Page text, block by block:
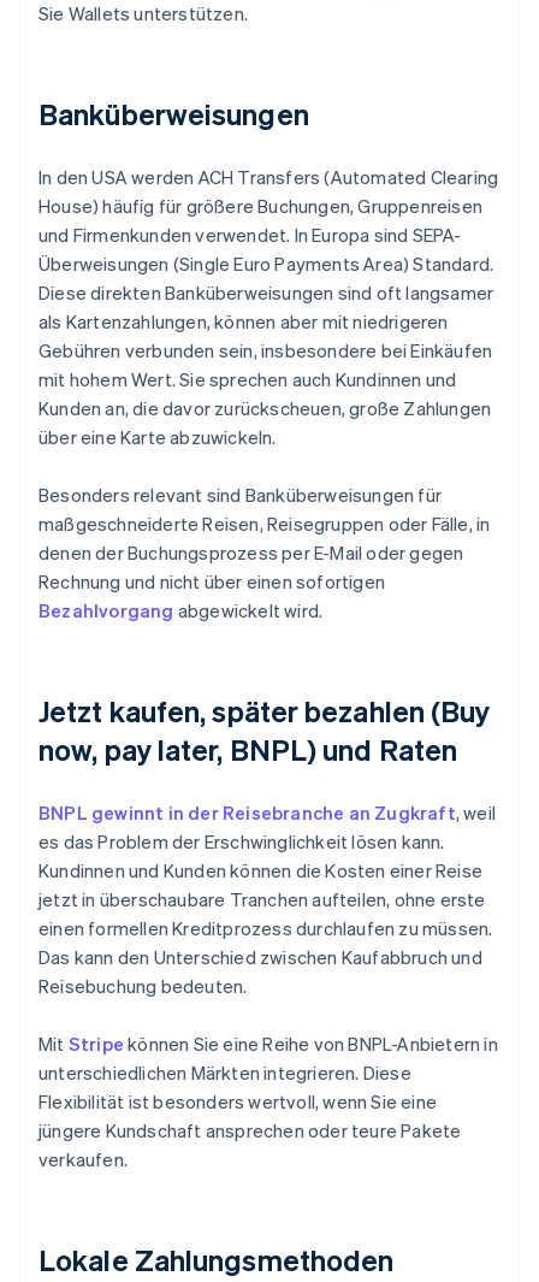
Sie Wallets unterstützen.
Banküberweisungen
In den USA werden ACH Transfers (Automated Clearing
House) häufig für größere Buchungen, Gruppenreisen
und Firmenkunden verwendet. In Europa sind SEPA-
Überweisungen (Single Euro Payments Area) Standard.
Diese direkten Banküberweisungen sind oft langsamer
als Kartenzahlungen, können aber mit niedrigeren
Gebühren verbunden sein, insbesondere bei Einkäufen
mit hohem Wert. Sie sprechen auch Kundinnen und
Kunden an, die davor zurückscheuen, große Zahlungen
über eine Karte abzuwickeln.
Besonders relevant sind Banküberweisungen für
maßgeschneiderte Reisen, Reisegruppen oder Fälle, in
denen der Buchungsprozess per E-Mail oder gegen
Rechnung und nicht über einen sofortigen
Bezahlvorgang abgewickelt wird.
Jetzt kaufen, später bezahlen (Buy
now, pay later, BNPL) und Raten
BNPL gewinnt in der Reisebranche an Zugkraft, weil
es das Problem der Erschwinglichkeit lösen kann.
Kundinnen und Kunden können die Kosten einer Reise
jetzt in überschaubare Tranchen aufteilen, ohne erste
einen formellen Kreditprozess durchlaufen zu müssen.
Das kann den Unterschied zwischen Kaufabbruch und
Reisebuchung bedeuten.
Mit Stripe können Sie eine Reihe von BNPL-Anbietern in
unterschiedlichen Märkten integrieren. Diese
Flexibilität ist besonders wertvoll, wenn Sie eine
jüngere Kundschaft ansprechen oder teure Pakete
verkaufen.
Lokale Zahlungsmethoden